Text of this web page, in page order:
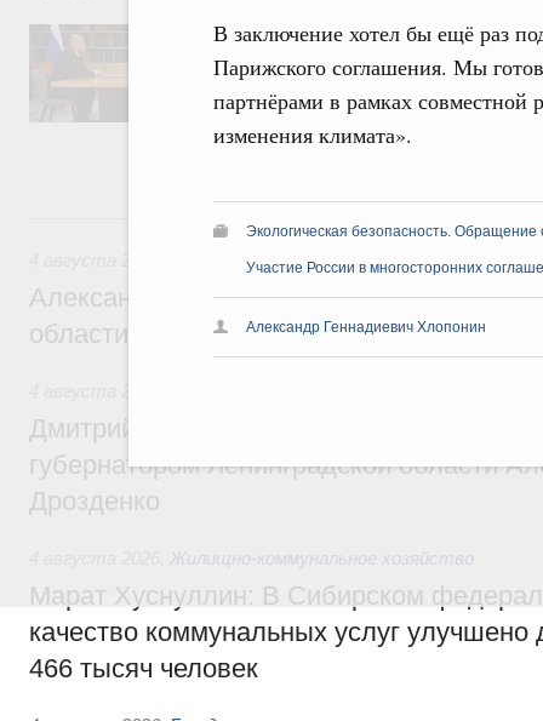
В заключение хотел бы ещё раз
Парижского соглашения. Мы
партнёрами в рамках совместной
изменения климата».
Экологическая безопасность. Обращение
Участие России в многосторонних
Александр Геннадиевич Хлопонин
Обсуждались ключевые направления
проектов по улучшению инвестиционного
программы стандарта общественного
экономики. Также речь шла о проектах в
экологии. Отдельно обсуждались
4 августа, вторник
Александр Новак встретился с
области Андреем Чибисом
Дмитрий Патрушев провёл рабочую
губернатором Ленинградской области
Дрозденко
Жилищно-коммунальное хозяйство
Марат Хуснуллин: В Сибирском
качество коммунальных услуг
466 тысяч человек